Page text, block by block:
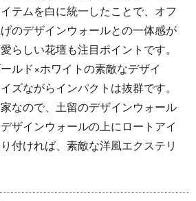
テムを白に統一したことで、オフ
のデザインウォールとの一体感が
らしい花壇も注目ポイントです。
ルド×ホワイトの素敵なデザイ
ズながらインパクトは抜群です。
なので、土留のデザインウォール
ザインウォールの上にロートアイ
付ければ、素敵な洋風エクステリ